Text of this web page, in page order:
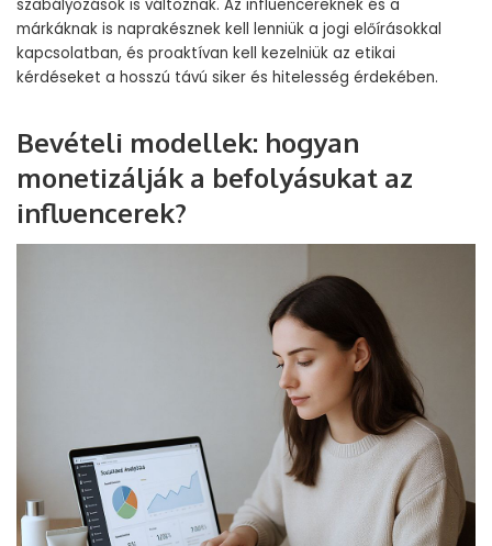
szabályozások is változnak. Az influencereknek és a
márkáknak is naprakésznek kell lenniük a jogi előírásokkal
kapcsolatban, és proaktívan kell kezelniük az etikai
kérdéseket a hosszú távú siker és hitelesség érdekében.
Bevételi modellek: hogyan
monetizálják a befolyásukat az
influencerek?